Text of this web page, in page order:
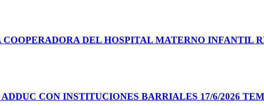
COOPERADORA DEL HOSPITAL MATERNO INFANTIL
CON INSTITUCIONES BARRIALES 17/6/2026